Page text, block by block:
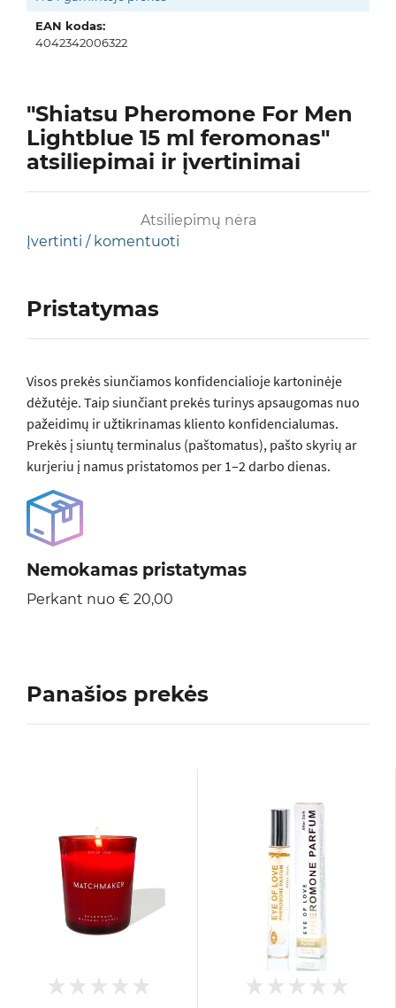
EAN kodas:
4042342006322
"Shiatsu Pheromone For Men
Lightblue 15 ml feromonas"
atsiliepimai ir įvertinimai
Atsiliepimų nėra
Įvertinti / komentuoti
Pristatymas
Visos prеkės siunčiamos konfidencialioje kartoninėje
dėžutėje. Taip siunčiant prekės turinys apsaugomas nuo
pažeidimų ir užtikrinamas kliento konfidencialumas.
Prekės į siuntų terminalus (paštomatus), pašto skyrių ar
kurjeriu į namus pristatomos per 1–2 darbo dienas.
Nemokamas pristatymas
Perkant nuo € 20,00
Panašios prekės